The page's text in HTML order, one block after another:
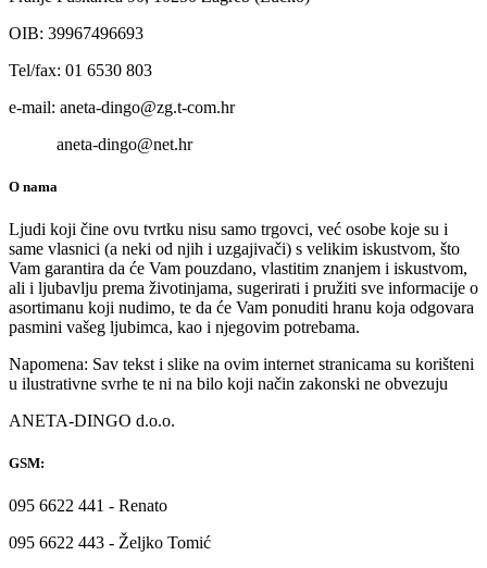
OIB: 39967496693
Tel/fax: 01 6530 803
e-mail: aneta-dingo@zg.t-com.hr
aneta-dingo@net.hr
O nama
Ljudi koji čine ovu tvrtku nisu samo trgovci, već osobe koje su i
same vlasnici (a neki od njih i uzgajivači) s velikim iskustvom, što
Vam garantira da će Vam pouzdano, vlastitim znanjem i iskustvom,
ali i ljubavlju prema životinjama, sugerirati i pružiti sve informacije o
asortimanu koji nudimo, te da će Vam ponuditi hranu koja odgovara
pasmini vašeg ljubimca, kao i njegovim potrebama.
Napomena: Sav tekst i slike na ovim internet stranicama su korišteni
u ilustrativne svrhe te ni na bilo koji način zakonski ne obvezuju
ANETA-DINGO d.o.o.
GSM:
095 6622 441 - Renato
095 6622 443 - Željko Tomić